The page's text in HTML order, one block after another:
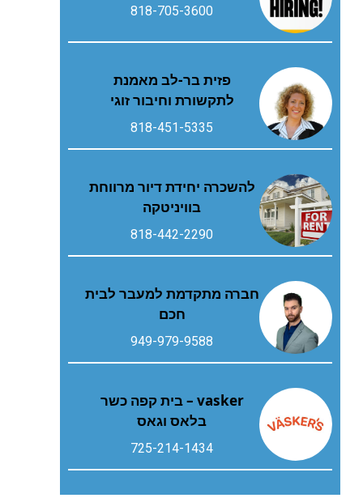
818-705-3600
פזית בר-לב מאמנת
לתקשורת וחיבור זוגי
818-451-5335
להשכרה יחידת דיור מרווחת
בוויניטקה
818-442-2290
חברה מתקדמת למעבר לבית
חכם
949-979-9588
vasker – בית קפה כשר
בלאס וגאס
725-214-1434